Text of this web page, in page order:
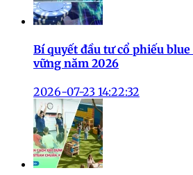
Bí quyết đầu tư cổ phiếu
vững năm 2026
2026-07-23 14:22:32